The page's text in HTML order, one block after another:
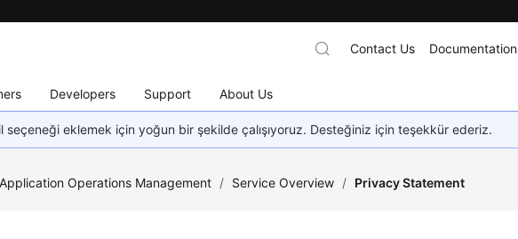
Developers Support About Us
Contact Us Documentation
eklemek için yoğun bir şekilde çalışıyoruz. Desteğiniz için teşekkür ederiz.
Application Operations Management / Service Overview / Privacy Statement